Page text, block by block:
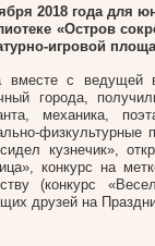
2018 года для
«Остров
игровой
вместе с ведущей
города,
механика,
кузнечик»,
конкурс на
(конкурс
друзей на